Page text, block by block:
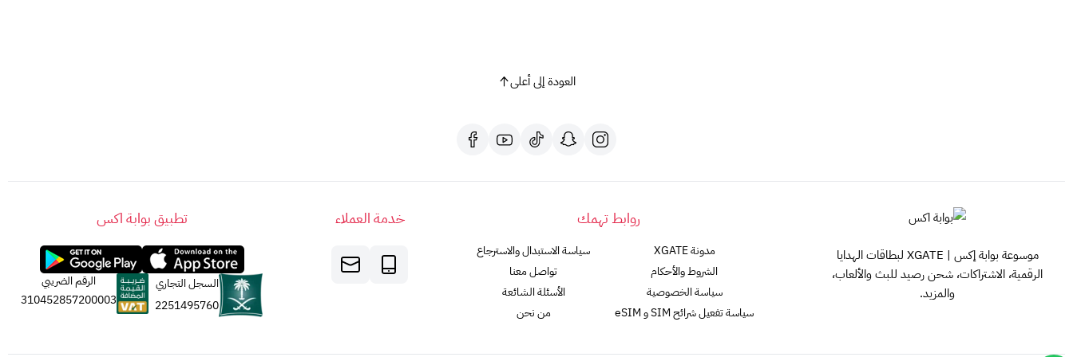
العودة إلى أعلى
موسوعة بوابة إكس | XGATE لبطاقات الهدايا
الرقمية، الاشتراكات، شحن رصيد للبث والألعاب،
والمزيد.
روابط تهمك
مدونة XGATE
الشروط والأحكام
سياسة الخصوصية
سياسة تفعيل شرائح SIM و eSIM
سياسة الاستبدال والاسترجاع
تواصل معنا
الأسئلة الشائعة
من نحن
خدمة العملاء تطبيق بوابة اكس
السجل التجاري
2251495760
الرقم الضريبي
310452857200003